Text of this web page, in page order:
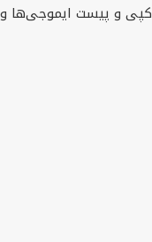
کپی و پیست ایموجی‌ها و